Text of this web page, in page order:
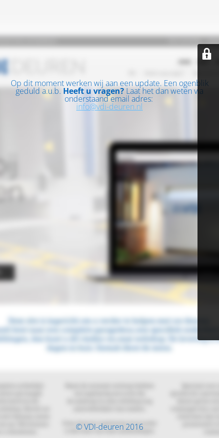
Op dit moment werken wij aan een update. Een ogenblik
geduld a.u.b. Heeft u vragen? Laat het dan weten via
onderstaand email adres:
info@vdi-deuren.nl
© VDI-deuren 2016